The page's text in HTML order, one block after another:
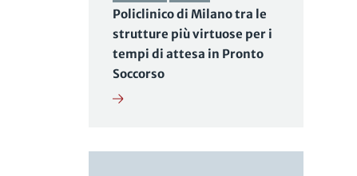
Policlinico di Milano tra le
strutture più virtuose per i
tempi di attesa in Pronto
Soccorso